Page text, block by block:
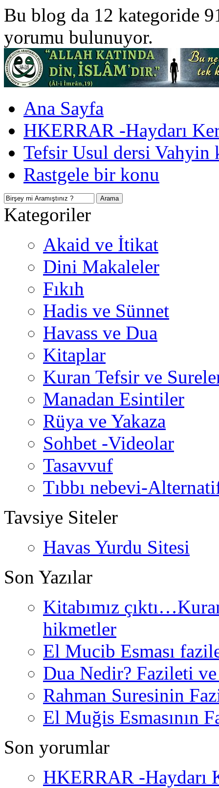
Bu blog da 12 kategoride
yorumu bulunuyor.
Ana Sayfa
HKERRAR -Haydarı
Tefsir Usul dersi Vahyin
Rastgele bir konu
Kategoriler
Akaid ve İtikat
Dini Makaleler
Fıkıh
Hadis ve Sünnet
Havass ve Dua
Kitaplar
Kuran Tefsir ve
Manadan Esintiler
Rüya ve Yakaza
Sohbet -Videolar
Tasavvuf
Tıbbı nebevi-
Tavsiye Siteler
Havas Yurdu Sitesi
Son Yazılar
Kitabımız
hikmetler
El Mucib Esması
Dua Nedir? Fazileti
Rahman Suresinin
El Muğis Esmasının
Son yorumlar
HKERRAR -Haydarı